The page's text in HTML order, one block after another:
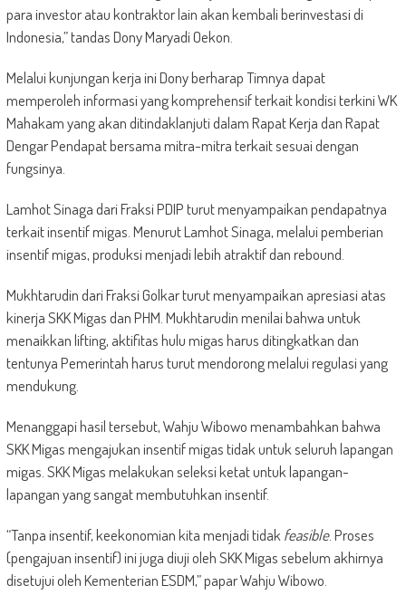
para investor atau kontraktor lain akan kembali berinvestasi di
Indonesia,” tandas Dony Maryadi Oekon.
Melalui kunjungan kerja ini Dony berharap Timnya dapat
memperoleh informasi yang komprehensif terkait kondisi terkini WK
Mahakam yang akan ditindaklanjuti dalam Rapat Kerja dan Rapat
Dengar Pendapat bersama mitra-mitra terkait sesuai dengan
fungsinya.
Lamhot Sinaga dari Fraksi PDIP turut menyampaikan pendapatnya
terkait insentif migas. Menurut Lamhot Sinaga, melalui pemberian
insentif migas, produksi menjadi lebih atraktif dan rebound.
Mukhtarudin dari Fraksi Golkar turut menyampaikan apresiasi atas
kinerja SKK Migas dan PHM. Mukhtarudin menilai bahwa untuk
menaikkan lifting, aktifitas hulu migas harus ditingkatkan dan
tentunya Pemerintah harus turut mendorong melalui regulasi yang
mendukung.
Menanggapi hasil tersebut, Wahju Wibowo menambahkan bahwa
SKK Migas mengajukan insentif migas tidak untuk seluruh lapangan
migas. SKK Migas melakukan seleksi ketat untuk lapangan-
lapangan yang sangat membutuhkan insentif.
“Tanpa insentif, keekonomian kita menjadi tidakfeasible. Proses
(pengajuan insentif) ini juga diuji oleh SKK Migas sebelum akhirnya
disetujui oleh Kementerian ESDM,” papar Wahju Wibowo.